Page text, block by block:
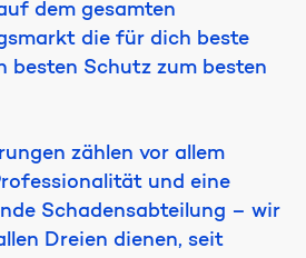
dem gesamten
die für dich beste
besten Schutz zum besten
zählen vor allem
und eine
Schadensabteilung – wir
Dreien dienen, seit